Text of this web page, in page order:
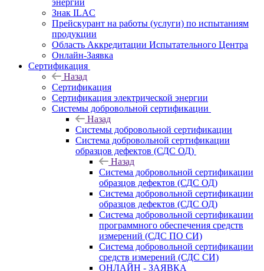
энергии
Знак ILAC
Прейскурант на работы (услуги) по испытаниям
продукции
Область Аккредитации Испытательного Центра
Онлайн-Заявка
Сертификация
Назад
Сертификация
Сертификация электрической энергии
Системы добровольной сертификации
Назад
Системы добровольной сертификации
Система добровольной сертификации
образцов дефектов (СДС ОД)
Назад
Система добровольной сертификации
образцов дефектов (СДС ОД)
Система добровольной сертификации
образцов дефектов (СДС ОД)
Система добровольной сертификации
программного обеспечения средств
измерений (СДС ПО СИ)
Система добровольной сертификации
средств измерений (СДС СИ)
ОНЛАЙН - ЗАЯВКА